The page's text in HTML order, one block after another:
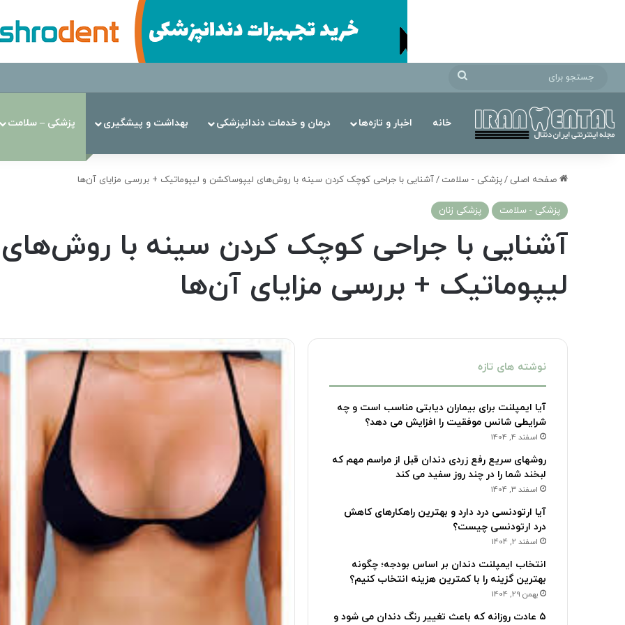
جستجو
خانه اخبار و تازه‌ها درمان‌ و خدمات دندانپزشکی بهداشت و پیشگیری پزشکی – سلامت
صفحه اصلی /پزشکی - سلامت /آشنایی با جراحی کوچک کردن سینه با روش‌های لیپوساکشن و لیپوماتیک + بررسی مزایای آن‌ها
پزشکی - سلامت پزشکی زنان
آشنایی با جراحی کوچک کردن سینه با
لیپوماتیک + بررسی مزایای آن‌ها
نوشته های تازه
آیا ایمپلنت برای بیماران دیابتی مناسب است و چه
شرایطی شانس موفقیت را افزایش می دهد؟
اسفند 4, 1404
روشهای سریع رفع زردی دندان قبل از مراسم مهم که
لبخند شما را در چند روز سفید می کند
اسفند 3, 1404
آیا ارتودنسی درد دارد و بهترین راهکارهای کاهش
درد ارتودنسی چیست؟
اسفند 2, 1404
انتخاب ایمپلنت دندان بر اساس بودجه؛ چگونه
بهترین گزینه را با کمترین هزینه انتخاب کنیم؟
بهمن 29, 1404
۵ عادت روزانه که باعث تغییر رنگ دندان می شود و